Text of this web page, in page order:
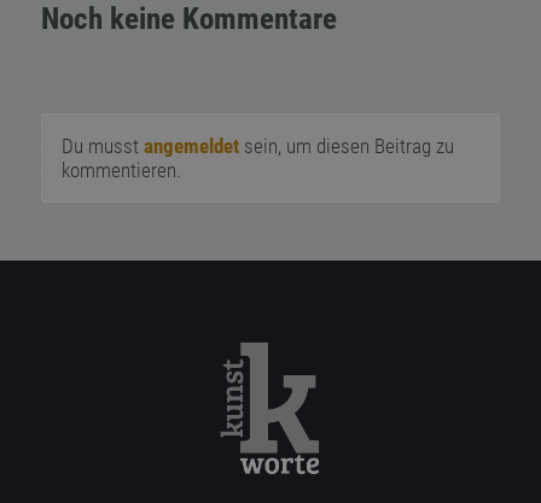
Noch keine Kommentare
Du musst angemeldetsein, um diesen Beitrag zu
kommentieren.